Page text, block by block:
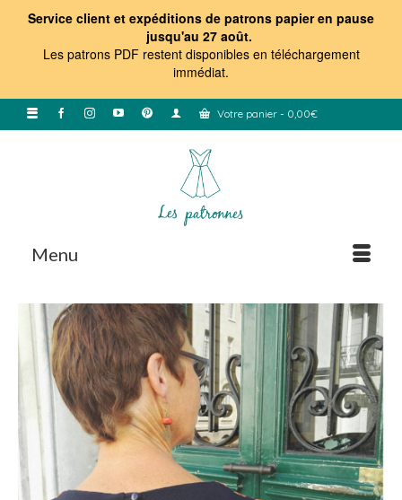
Service client et expéditions de patrons papier en pause
jusqu'au 27 août.
Les patrons PDF restent disponibles en téléchargement
immédiat.
Votre panier - 0,00€
Menu